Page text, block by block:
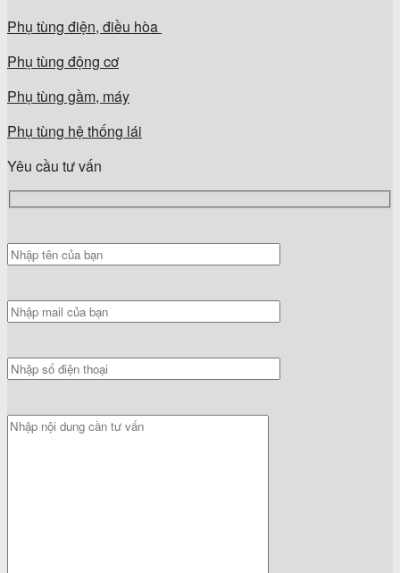
Phụ tùng điện, điều hòa
Phụ tùng động cơ
Phụ tùng gầm, máy
Phụ tùng hệ thống lái
Yêu cầu tư vấn